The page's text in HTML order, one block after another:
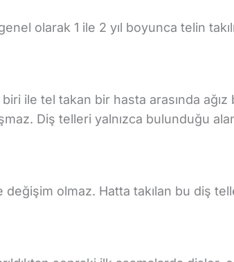
olarak 1 ile 2 yıl boyunca telin
ile tel takan bir hasta arasında ağız
Diş telleri yalnızca bulunduğu
olmaz. Hatta takılan bu diş